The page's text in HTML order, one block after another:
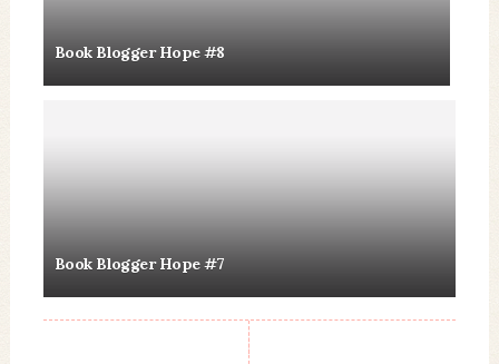
Book Blogger Hope #8
Book Blogger Hope #7